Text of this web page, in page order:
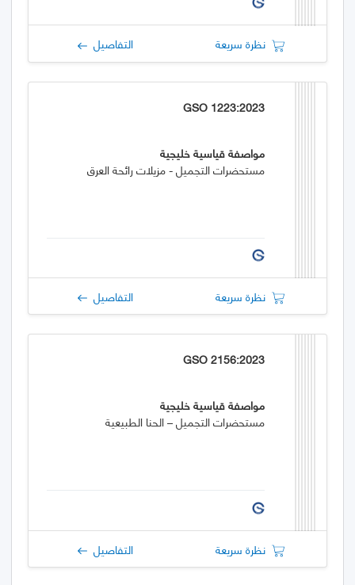
نظرة سريعة التفاصيل
GSO 1223:2023
مواصفة قياسية خليجية
مستحضرات التجميل - مزيلات رائحة العرق
نظرة سريعة التفاصيل
GSO 2156:2023
مواصفة قياسية خليجية
مستحضرات التجميل – الحنا الطبيعية
نظرة سريعة التفاصيل